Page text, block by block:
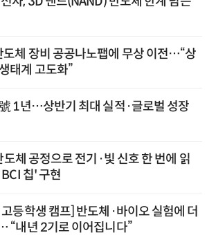
도체 장비 공공나노팹에 무상 이전…“상
태계 고도화”
1년…상반기 최대 실적·글로벌 성장
도체 공정으로 전기·빛 신호 한 번에 읽
칩' 구현
등학생 캠프] 반도체·바이오 실험에 더
“내년 2기로 이어집니다”